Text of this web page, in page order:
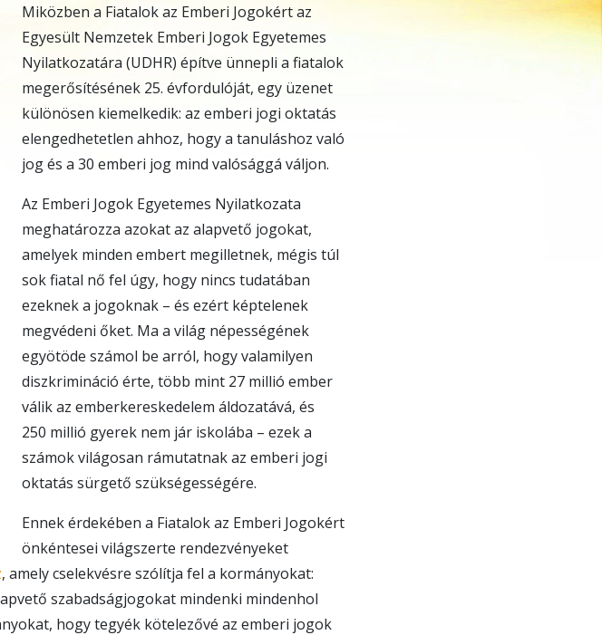
Miközben a Fiatalok az Emberi Jogokért az
Egyesült Nemzetek Emberi Jogok Egyetemes
Nyilatkozatára (UDHR) építve ünnepli a fiatalok
megerősítésének 25. évfordulóját, egy üzenet
különösen kiemelkedik: az emberi jogi oktatás
elengedhetetlen ahhoz, hogy a tanuláshoz való
jog és a 30 emberi jog mind valósággá váljon.
Az Emberi Jogok Egyetemes Nyilatkozata
meghatározza azokat az alapvető jogokat,
amelyek minden embert megilletnek, mégis túl
sok fiatal nő fel úgy, hogy nincs tudatában
ezeknek a jogoknak – és ezért képtelenek
megvédeni őket. Ma a világ népességének
egyötöde számol be arról, hogy valamilyen
diszkrimináció érte, több mint 27 millió ember
válik az emberkereskedelem áldozatává, és
250 millió gyerek nem jár iskolába – ezek a
számok világosan rámutatnak az emberi jogi
oktatás sürgető szükségességére.
Ennek érdekében a Fiatalok az Emberi Jogokért
önkéntesei világszerte rendezvényeket
, amely cselekvésre szólítja fel a kormányokat:
szabadságjogokat mindenki mindenhol
hogy tegyék kötelezővé az emberi jogok